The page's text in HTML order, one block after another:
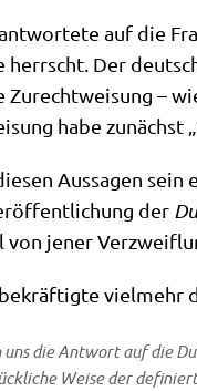
auf die
herrscht. Der
–
habe
Aus­sa­gen sein
der
jener
viel­mehr
die Ant­wort auf die
Wei­se der